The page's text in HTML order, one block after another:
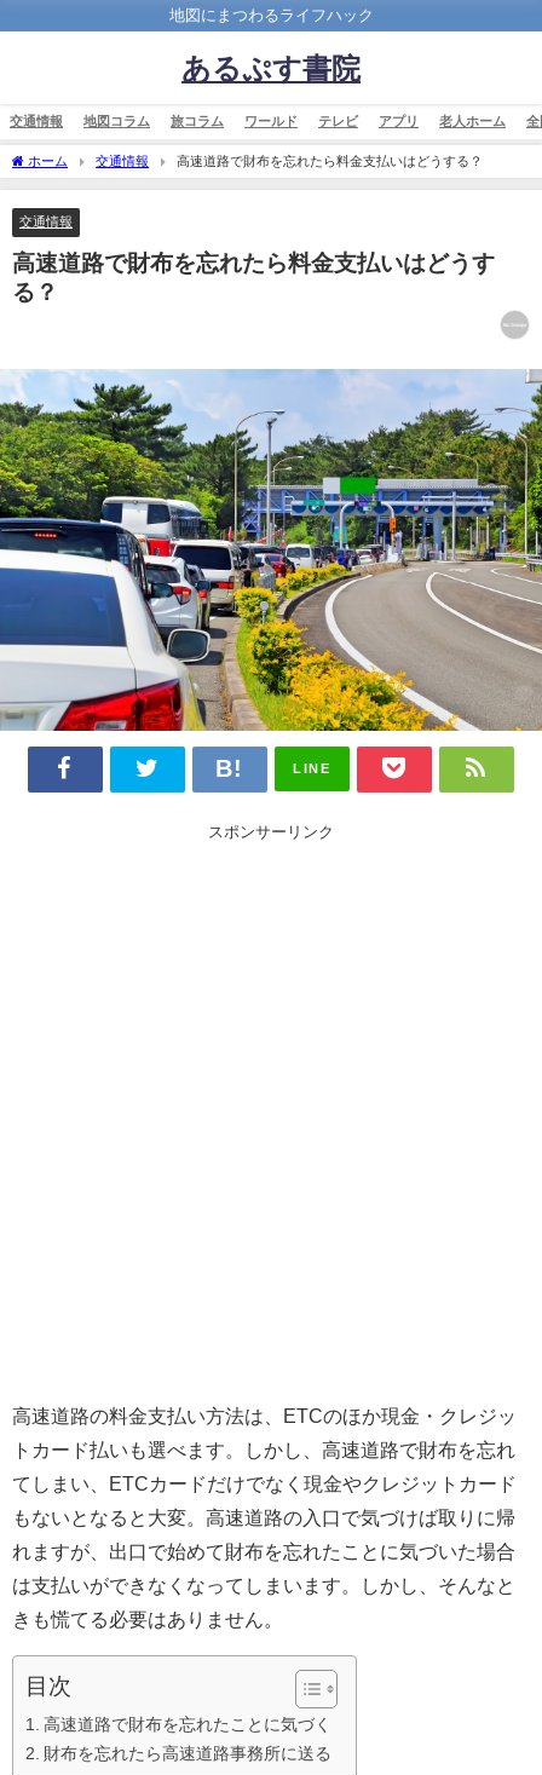
地図にまつわるライフハック
あるぷす書院
交通情報 地図コラム 旅コラム ワールド テレビ アプリ 老人ホーム 全
ホーム 交通情報 高速道路で財布を忘れたら料金支払いはどうする？
交通情報
高速道路で財布を忘れたら料金支払いはどうす
る？
LINE
スポンサーリンク
高速道路の料金支払い方法は、ETCのほか現金・クレジッ
トカード払いも選べます。しかし、高速道路で財布を忘れ
てしまい、ETCカードだけでなく現金やクレジットカード
もないとなると大変。高速道路の入口で気づけば取りに帰
れますが、出口で始めて財布を忘れたことに気づいた場合
は支払いができなくなってしまいます。しかし、そんなと
きも慌てる必要はありません。
目次
高速道路で財布を忘れたことに気づく
財布を忘れたら高速道路事務所に送る